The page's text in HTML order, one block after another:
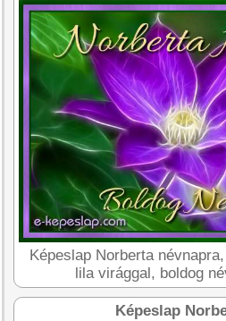
Képeslap Norberta
lila virággal, boldog
Képeslap